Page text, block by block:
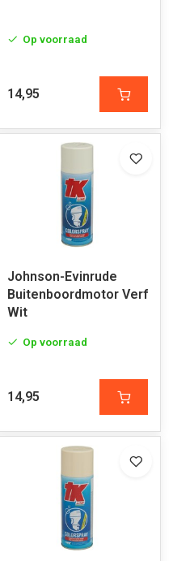
Op voorraad
14,95
Johnson-Evinrude
Buitenboordmotor Verf
Wit
Op voorraad
14,95